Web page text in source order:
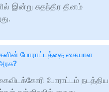
இன்று சுதந்திர தினம்
போராட்டத்தை கையாள
போராட்டம் நடத்திய